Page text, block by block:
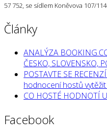
57 752, se sídlem Koněvova 107/
Články
ANALÝZA
ČESKO, SLOVENSKO,
POSTAVTE SE
hodnocení hostů
CO HOSTÉ HODNOTÍ
Facebook